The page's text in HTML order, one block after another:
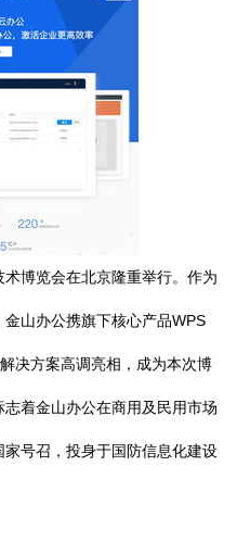
博览会在北京隆重举行。作为
山办公携旗下核心产品WPS
决方案高调亮相，成为本次博
着金山办公在商用及民用市场
号召，投身于国防信息化建设